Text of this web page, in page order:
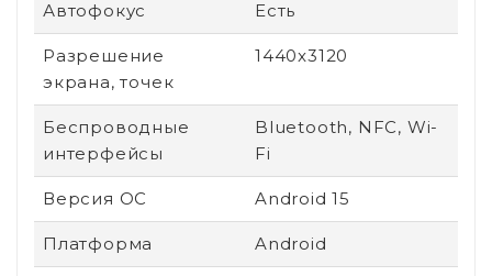
Автофокус Есть
Разрешение
экрана, точек
1440x3120
Беспроводные
интерфейсы
Bluetooth, NFC, Wi-
Fi
Версия ОС Android 15
Платформа Android